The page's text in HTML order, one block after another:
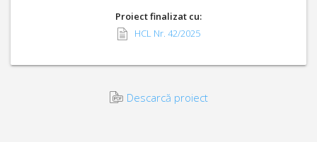
Proiect finalizat cu:
HCL Nr. 42/2025
Descarcă proiect